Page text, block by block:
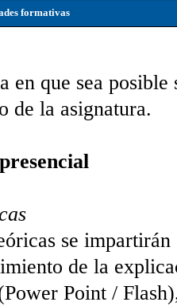
formativas
en que sea
de la asignatura.
se
de la
Point /